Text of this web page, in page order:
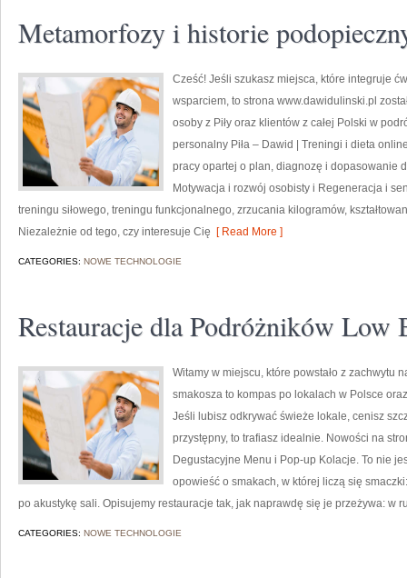
Metamorfozy i historie
Cześć! Jeśli szukasz miejsca, które integruje
wsparciem, to strona www.dawidulinski.pl
osoby z Piły oraz klientów z całej Polski w
personalny Piła – Dawid | Treningi i dieta
pracy opartej o plan, diagnozę i dopasowanie
Motywacja i rozwój osobisty i Regeneracja i
treningu siłowego, treningu funkcjonalnego, zrzucania kilogramów,
Niezależnie od tego, czy interesuje Cię [ Read More ]
CATEGORIES: NOWE TECHNOLOGIE
Restauracje dla Podróżników Low
Witamy w miejscu, które powstało z zachwytu
smakosza to kompas po lokalach w Polsce
Jeśli lubisz odkrywać świeże lokale, cenisz
przystępny, to trafiasz idealnie. Nowości na
Degustacyjne Menu i Pop-up Kolacje. To nie
opowieść o smakach, w której liczą się
po akustykę sali. Opisujemy restauracje tak, jak naprawdę się je przeżywa: w
CATEGORIES: NOWE TECHNOLOGIE